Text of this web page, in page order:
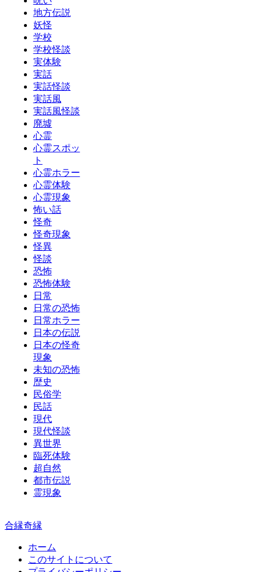
地方伝説
妖怪
学校
学校怪談
実体験
実話
実話怪談
実話風
実話風怪談
廃墟
心霊
心霊スポッ
ト
心霊ホラー
心霊体験
心霊現象
怖い話
怪奇
怪奇現象
怪異
怪談
恐怖
恐怖体験
日常
日常の恐怖
日常ホラー
日本の伝説
日本の怪奇
現象
未知の恐怖
歴史
民俗学
民話
現代
現代怪談
異世界
臨死体験
超自然
都市伝説
霊現象
合縁奇縁
ホーム
このサイトについて